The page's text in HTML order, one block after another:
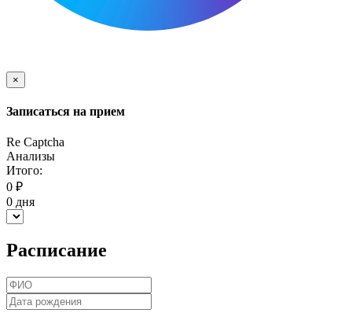
×
Записаться на прием
Re Captcha
Анализы
Итого:
0 ₽
0 дня
Расписание